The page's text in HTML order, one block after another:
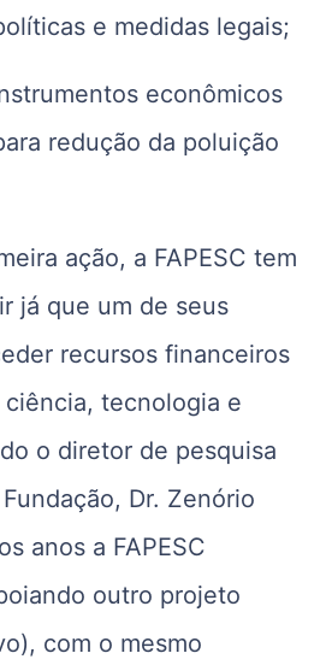
e medidas legais;
econômicos
redução da poluição
ação, a FAPESC tem
já que um de seus
recursos financeiros
tecnologia e
o diretor de pesquisa
Dr. Zenório
anos a FAPESC
outro projeto
com o mesmo